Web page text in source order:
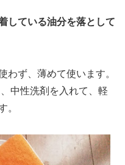
している油分を落として
わず、薄めて使います。
中性洗剤を入れて、軽
。